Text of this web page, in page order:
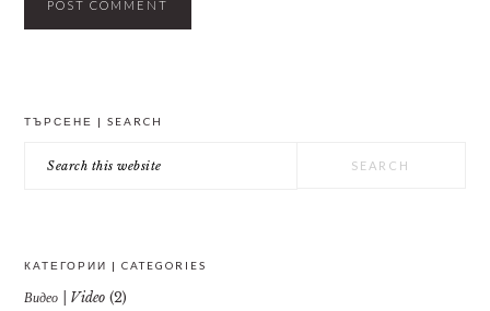
ТЪРСЕНЕ | SEARCH
this
КАТЕГОРИИ | CATEGORIES
Видео | Video (2)